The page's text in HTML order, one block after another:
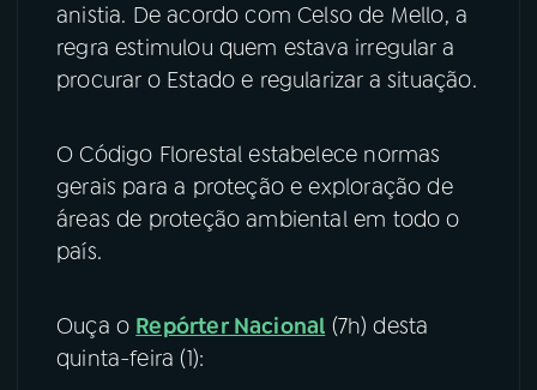
anistia. De acordo com Celso de Mello, a
regra estimulou quem estava irregular a
procurar o Estado e regularizar a situação.
O Código Florestal estabelece normas
gerais para a proteção e exploração de
áreas de proteção ambiental em todo o
país.
Ouça o Repórter Nacional (7h) desta
quinta-feira (1):